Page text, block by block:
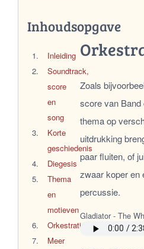
Inhoudsopgave
Inleiding
Soundtrack,
score
en
song
Korte
geschiedenis
Diegesis
Thema
en
motieven
Orkestratie
Meer
Zoals
score van Band
thema op
uitdrukking
paar fluiten, of
zwaar koper en
percussie.